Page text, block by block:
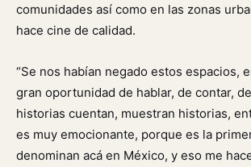
comunidades así como en las zonas
hace cine de calidad.
“Se nos habían negado estos espacios,
gran oportunidad de hablar, de contar,
historias cuentan, muestran historias,
es muy emocionante, porque es la
denominan acá en México, y eso me